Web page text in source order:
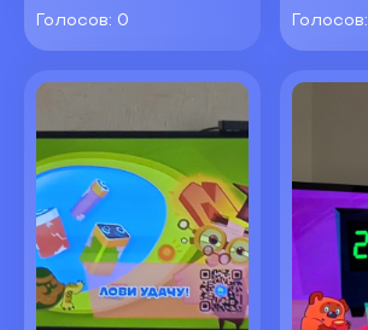
Голосов: 0 Голосов: